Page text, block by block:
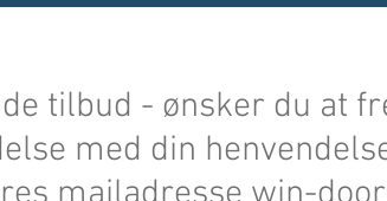
tilbud - ønsker du at
med din